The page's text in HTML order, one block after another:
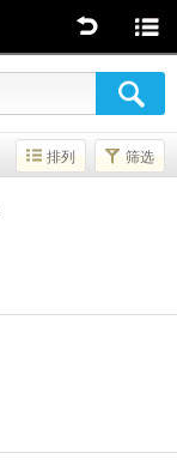
排列 筛选